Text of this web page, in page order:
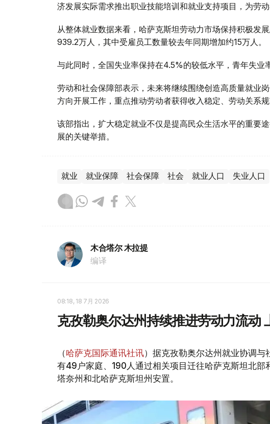
济发展实际需求推出职业技能培训和就业支持项目，为劳
从整体就业数据来看，哈萨克斯坦劳动力市场保持积极发
939.2万人，其中受雇员工数量较去年同期增加约15万人。
与此同时，全国失业率保持在4.5%的较低水平，青年失业
劳动和社会保障部表示，未来将继续围绕创造高质量就业
方向开展工作，重点推动劳动者获得收入稳定、劳动关系
该部指出，扩大稳定就业不仅是提高民众生活水平的重要
展的关键举措。
就业 就业保障 社会保障 社会 就业人口 失业人口
木合塔尔 木拉提
编译
08:18, 18 7月 2026
克孜勒奥尔达州持续推进劳动力流动
（哈萨克国际通讯社讯）据克孜勒奥尔达州就业协调
有49户家庭、190人通过相关项目迁往哈萨克斯坦北
塔奈州和北哈萨克斯坦州安置。